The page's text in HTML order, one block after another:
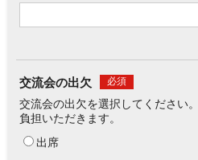
交流会の出欠 必須
交流会の出欠を選択してください
負担いただきます。
出席